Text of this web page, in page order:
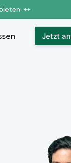
++
Jetzt